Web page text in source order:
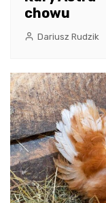
chowu
Dariusz Rudzik